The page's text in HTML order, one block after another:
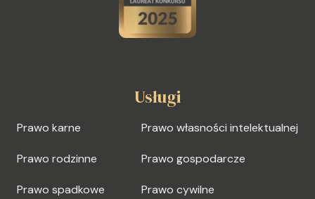
Usługi
Prawo karne
Prawo rodzinne
Prawo spadkowe
Prawo własności intelektualnej
Prawo gospodarcze
Prawo cywilne